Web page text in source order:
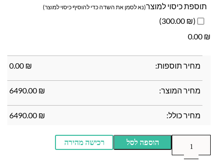
תוספת כיסוי למוצר(נא לסמן את השדה כדי להוסיף כיסוי למוצר)
(₪ 300.00)
₪
0.00
מחיר תוספות: ₪
0.00
מחיר המוצר: ₪
6490.00
מחיר כולל: ₪
6490.00
הוספה לסל רכישה מהירה